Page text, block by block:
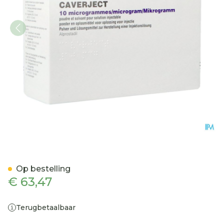
€ 63,47
Terugbetaalbaar
Op bestelling